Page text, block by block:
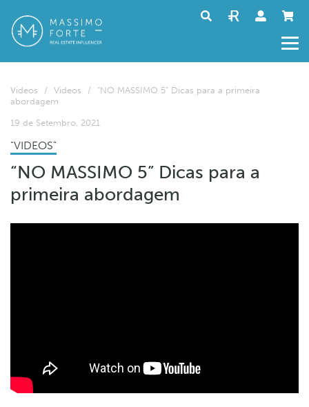
Videos / Videos /
“NO MASSIMO 5” Dicas para a primeira
abordagem
19 de Setembro, 2021
"VIDEOS"
“NO MASSIMO 5” Dicas para a
primeira abordagem